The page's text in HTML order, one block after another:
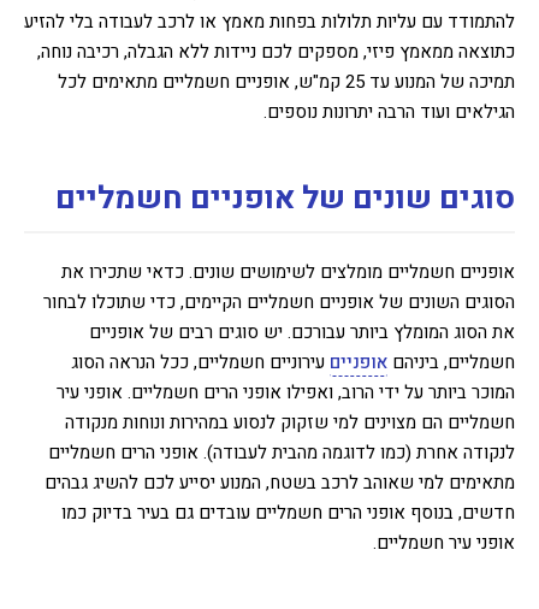
להתמודד עם עליות תלולות בפחות מאמץ או לרכב לעבודה בלי להזיע
כתוצאה ממאמץ פיזי, מספקים לכם ניידות ללא הגבלה, רכיבה נוחה,
תמיכה של המנוע עד 25 קמ"ש, אופניים חשמליים מתאימים לכל
הגילאים ועוד הרבה יתרונות נוספים.
סוגים שונים של אופניים חשמליים
אופניים חשמליים מומלצים לשימושים שונים. כדאי שתכירו את
הסוגים השונים של אופניים חשמליים הקיימים, כדי שתוכלו לבחור
את הסוג המומלץ ביותר עבורכם. יש סוגים רבים של אופניים
חשמליים, ביניהם אופניים עירוניים חשמליים, ככל הנראה הסוג
המוכר ביותר על ידי הרוב, ואפילו אופני הרים חשמליים. אופני עיר
חשמליים הם מצוינים למי שזקוק לנסוע במהירות ונוחות מנקודה
לנקודה אחרת (כמו לדוגמה מהבית לעבודה). אופני הרים חשמליים
מתאימים למי שאוהב לרכב בשטח, המנוע יסייע לכם להשיג גבהים
חדשים, בנוסף אופני הרים חשמליים עובדים גם בעיר בדיוק כמו
אופני עיר חשמליים.